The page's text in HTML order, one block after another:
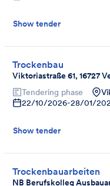
Show tender
Trockenbau
Viktoriastraße 61, 16727
Tendering phase
22/10/2026-28/01/
Show tender
Trockenbauarbeiten
NB Berufskolleg